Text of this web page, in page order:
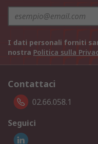
I dati personali forniti
nostra Politica sulla
Contattaci
02.66.058.1
Seguici